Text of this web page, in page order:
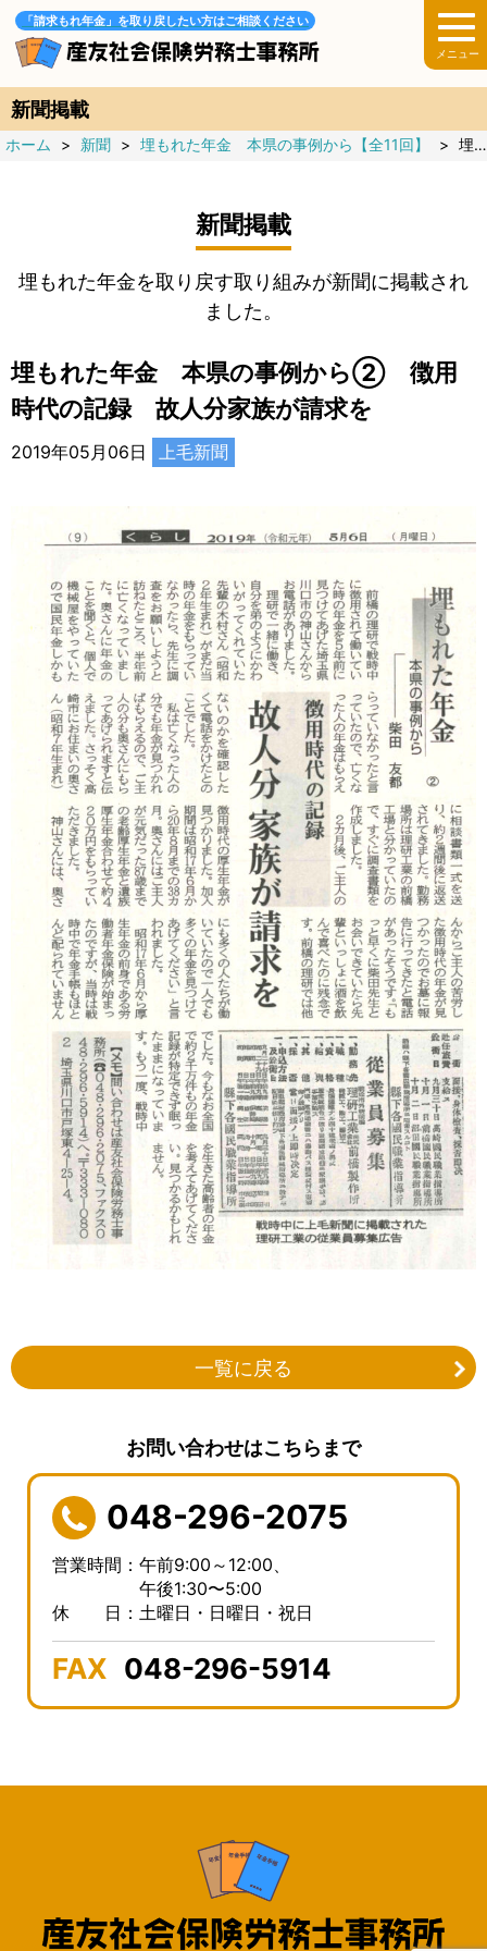
「請求もれ年金」を取り戻したい方はご相談ください
新聞掲載
ホーム > 新聞 > 埋もれた年金 本県の事例から【全11回】 > 埋もれた年金 本県の事例から② 徴用時代の記録 故人分家族が請求を
新聞掲載
埋もれた年金を取り戻す取り組みが新聞に掲載され
ました。
埋もれた年金 本県の事例から② 徴用
時代の記録 故人分家族が請求を
2019年05月06日 上毛新聞
一覧に戻る
お問い合わせはこちらまで
048-296-2075
営業時間：午前9:00～12:00、
午後1:30〜5:00
休 日：土曜日・日曜日・祝日
FAX 048-296-5914